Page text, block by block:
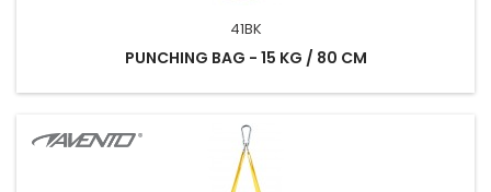
41BK
PUNCHING BAG - 15 KG / 80 CM